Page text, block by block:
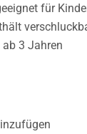
für
3 Jahren